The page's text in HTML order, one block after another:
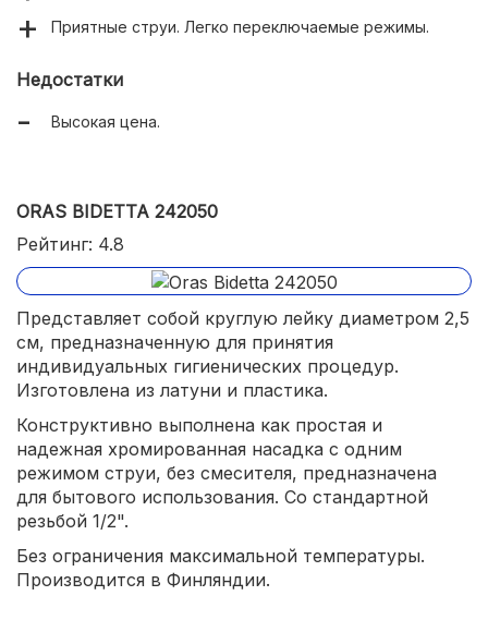
Приятные струи. Легко переключаемые режимы.
Недостатки
Высокая цена.
ORAS BIDETTA 242050
Рейтинг: 4.8
Представляет собой круглую лейку диаметром 2,5
см, предназначенную для принятия
индивидуальных гигиенических процедур.
Изготовлена из латуни и пластика.
Конструктивно выполнена как простая и
надежная хромированная насадка с одним
режимом струи, без смесителя, предназначена
для бытового использования. Со стандартной
резьбой 1/2".
Без ограничения максимальной температуры.
Производится в Финляндии.